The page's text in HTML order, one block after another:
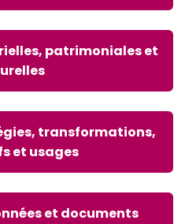
patrimoniales et
transformations,
et usages
et documents